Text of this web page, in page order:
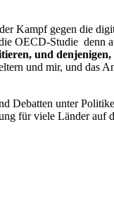
Kampf gegen die
OECD-Studie denn
und denjenigen,
und mir, und das
Debatten unter
für viele Länder auf